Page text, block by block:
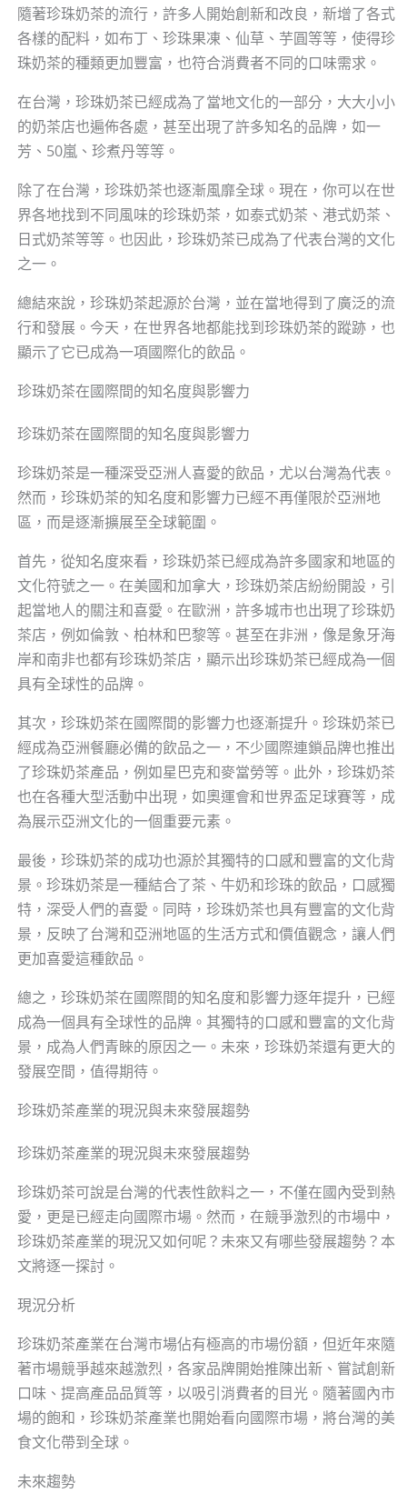
隨著珍珠奶茶的流行，許多人開始創新和改良，新增了各式
各樣的配料，如布丁、珍珠果凍、仙草、芋圓等等，使得珍
珠奶茶的種類更加豐富，也符合消費者不同的口味需求。
在台灣，珍珠奶茶已經成為了當地文化的一部分，大大小小
的奶茶店也遍佈各處，甚至出現了許多知名的品牌，如一
芳、50嵐、珍煮丹等等。
除了在台灣，珍珠奶茶也逐漸風靡全球。現在，你可以在世
界各地找到不同風味的珍珠奶茶，如泰式奶茶、港式奶茶、
日式奶茶等等。也因此，珍珠奶茶已成為了代表台灣的文化
之一。
總結來說，珍珠奶茶起源於台灣，並在當地得到了廣泛的流
行和發展。今天，在世界各地都能找到珍珠奶茶的蹤跡，也
顯示了它已成為一項國際化的飲品。
珍珠奶茶在國際間的知名度與影響力
珍珠奶茶在國際間的知名度與影響力
珍珠奶茶是一種深受亞洲人喜愛的飲品，尤以台灣為代表。
然而，珍珠奶茶的知名度和影響力已經不再僅限於亞洲地
區，而是逐漸擴展至全球範圍。
首先，從知名度來看，珍珠奶茶已經成為許多國家和地區的
文化符號之一。在美國和加拿大，珍珠奶茶店紛紛開設，引
起當地人的關注和喜愛。在歐洲，許多城市也出現了珍珠奶
茶店，例如倫敦、柏林和巴黎等。甚至在非洲，像是象牙海
岸和南非也都有珍珠奶茶店，顯示出珍珠奶茶已經成為一個
具有全球性的品牌。
其次，珍珠奶茶在國際間的影響力也逐漸提升。珍珠奶茶已
經成為亞洲餐廳必備的飲品之一，不少國際連鎖品牌也推出
了珍珠奶茶產品，例如星巴克和麥當勞等。此外，珍珠奶茶
也在各種大型活動中出現，如奧運會和世界盃足球賽等，成
為展示亞洲文化的一個重要元素。
最後，珍珠奶茶的成功也源於其獨特的口感和豐富的文化背
景。珍珠奶茶是一種結合了茶、牛奶和珍珠的飲品，口感獨
特，深受人們的喜愛。同時，珍珠奶茶也具有豐富的文化背
景，反映了台灣和亞洲地區的生活方式和價值觀念，讓人們
更加喜愛這種飲品。
總之，珍珠奶茶在國際間的知名度和影響力逐年提升，已經
成為一個具有全球性的品牌。其獨特的口感和豐富的文化背
景，成為人們青睞的原因之一。未來，珍珠奶茶還有更大的
發展空間，值得期待。
珍珠奶茶產業的現況與未來發展趨勢
珍珠奶茶產業的現況與未來發展趨勢
珍珠奶茶可說是台灣的代表性飲料之一，不僅在國內受到熱
愛，更是已經走向國際市場。然而，在競爭激烈的市場中，
珍珠奶茶產業的現況又如何呢？未來又有哪些發展趨勢？本
文將逐一探討。
現況分析
珍珠奶茶產業在台灣市場佔有極高的市場份額，但近年來隨
著市場競爭越來越激烈，各家品牌開始推陳出新、嘗試創新
口味、提高產品品質等，以吸引消費者的目光。隨著國內市
場的飽和，珍珠奶茶產業也開始看向國際市場，將台灣的美
食文化帶到全球。
未來趨勢